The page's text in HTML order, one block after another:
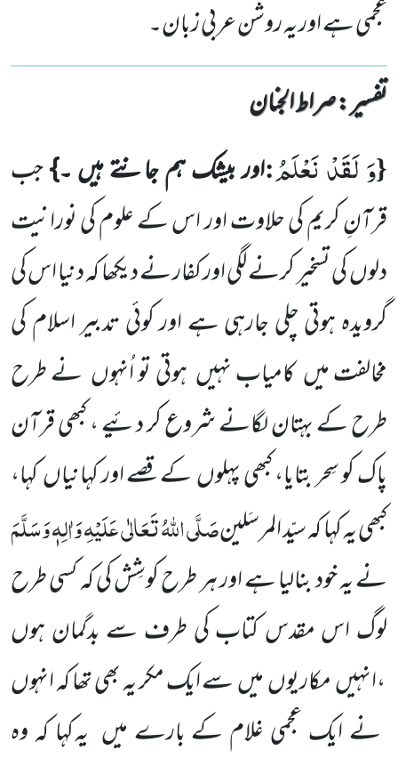
عجمی ہے اور یہ روشن عربی زبان۔
تفسیر : ‎صراط الجنان
{وَ لَقَدْ نَعْلَمُ:اور بیشک ہم جانتے ہیں ۔}جب
قرآنِ کریم کی حلاوت اور اس کے علوم کی نورانیت
دلوںکی تسخیر کرنے لگی اور کفار نے دیکھا کہ دنیا اس کی
گرویدہ ہوتی چلی جارہی ہے اور کوئی تدبیر اسلام کی
مخالفت میںکامیاب نہیں ہوتی تو اُنہوں نے طرح
طرح کے بہتان لگانے شروع کر دئیے ، کبھی قرآن
پاک کو سِحر بتایا، کبھی پہلوںکے قصے اور کہانیاںکہا،
کبھی یہ کہا کہ سیّد المرسَلینصَلَّی اللّٰہُ تَعَالٰی عَلَیْہِ وَاٰلِہٖ وَسَلَّمَ
نے یہ خود بنالیا ہے اور ہر طرح کوشِش کی کہ کسی طرح
لوگ اس مقدس کتاب کی طرف سے بدگمان ہوں
،انہیںمکاریوںمیںسے ایک مکر یہ بھی تھا کہ انہوں
نے ایک عجمی غلام کے بارے میں یہ کہا کہ وہ